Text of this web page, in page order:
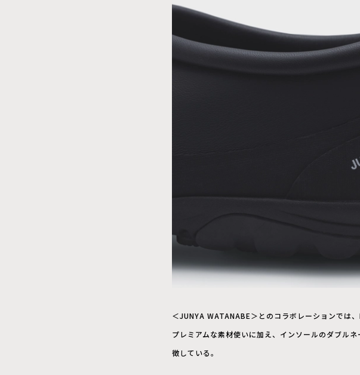
＜JUNYA WATANABE＞とのコラボレーションでは
プレミアムな素材使いに加え、インソールのダブル
徴している。